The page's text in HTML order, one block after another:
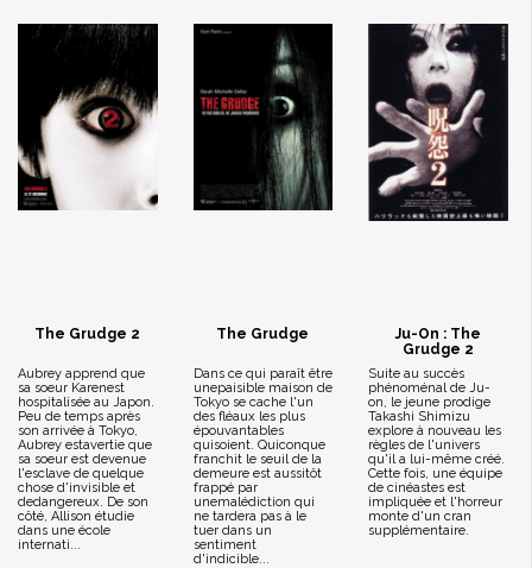
The Grudge 2
Aubrey apprend que
sa soeur Karenest
hospitalisée au Japon.
Peu de temps après
son arrivée à Tokyo,
Aubrey estavertie que
sa soeur est devenue
l'esclave de quelque
chose d'invisible et
dedangereux. De son
côté, Allison étudie
dans une école
internati...
The Grudge
Dans ce qui paraît être
unepaisible maison de
Tokyo se cache l'un
des fléaux les plus
épouvantables
quisoient. Quiconque
franchit le seuil de la
demeure est aussitôt
frappé par
unemalédiction qui
ne tardera pas à le
tuer dans un
sentiment
d'indicible...
Ju-On : The
Grudge 2
Suite au succès
phénoménal de Ju-
on, le jeune prodige
Takashi Shimizu
explore à nouveau les
règles de l'univers
qu'il a lui-même créé.
Cette fois, une équipe
de cinéastes est
impliquée et l'horreur
monte d'un cran
supplémentaire.